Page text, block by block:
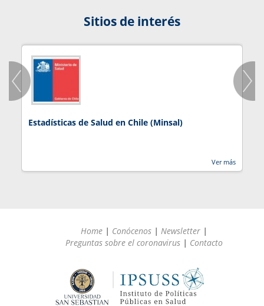
Sitios de interés
Estadísticas de Salud en Chile (Minsal)
Ver más
Home | Conócenos | Newsletter |
Preguntas sobre el coronavirus | Contacto